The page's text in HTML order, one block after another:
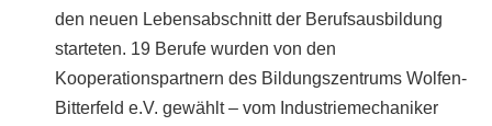
den neuen Lebensabschnitt der Berufsausbildung
starteten. 19 Berufe wurden von den
Kooperationspartnern des Bildungszentrums Wolfen-
Bitterfeld e.V. gewählt – vom Industriemechaniker